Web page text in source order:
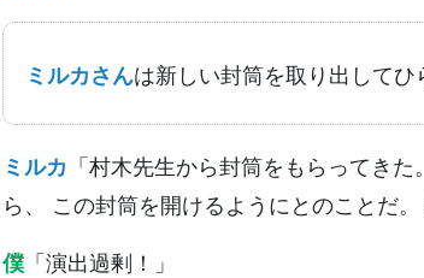
ミルカさんは新しい封筒を取り出してひ
ミルカ 「村木先生から封筒をもらってき
ら、 この封筒を開けるようにとのことだ
僕「演出過剰！」